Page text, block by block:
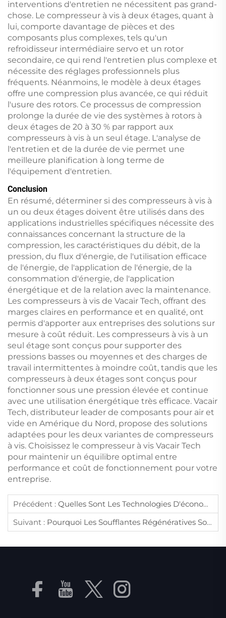
interventions d'entretien ne nécessitent pas grand-
chose. Le compresseur à vis à deux étages, quant à
lui, comporte davantage de pièces et des
composants plus complexes, tels qu'un
refroidisseur intermédiaire servo et un rotor
secondaire, ce qui rend l'entretien plus complexe et
nécessite des réglages professionnels plus
fréquents. Néanmoins, le modèle à deux étages
offre une compression plus avancée, ce qui réduit
l'usure des rotors. Ce processus de compression
prolonge la durée de vie des systèmes à rotors à
deux étages de 20 à 30 % par rapport aux
compresseurs à vis à un seul étage. L'analyse de
l'entretien et de la durée de vie permet une
meilleure planification à long terme de
l'équipement d'entretien.
Conclusion
En résumé, déterminer si des compresseurs à vis à
un ou deux étages doivent être utilisés dans des
applications industrielles spécifiques nécessite des
connaissances concernant la structure de la
compression, les caractéristiques du débit, de la
pression, du flux d'énergie, de l'utilisation efficace
de l'énergie, de l'application de l'énergie, de la
consommation d'énergie, de l'application
énergétique et de la relation avec la maintenance.
Les compresseurs à vis de Vacair Tech, offrant des
marges claires en performance et en qualité, ont
permis d'apporter aux entreprises des solutions sur
mesure à coût réduit. Les compresseurs à vis à un
seul étage sont conçus pour supporter des
pressions basses ou moyennes et des charges de
travail intermittentes à moindre coût, tandis que les
compresseurs à deux étages sont conçus pour
fonctionner sous une pression élevée et continue
avec une utilisation énergétique très efficace. Vacair
Tech, distributeur leader de composants pour air et
vide en Amérique du Nord, propose des solutions
adaptées pour les deux variantes de compresseurs
à vis. Choisissez le compresseur à vis Vacair Tech
pour maintenir un équilibre optimal entre
performance et coût de fonctionnement pour votre
entreprise.
Précédent : Quelles Sont Les Technologies D'économie D'énergie Appliquées Dans Les Compresseurs D'air Industriels Modernes ?
Suivant : Pourquoi Les Soufflantes Régénératives Sont-Elles Largement Utilisées Dans Les Systèmes De Traitement Des Eaux Usées ?